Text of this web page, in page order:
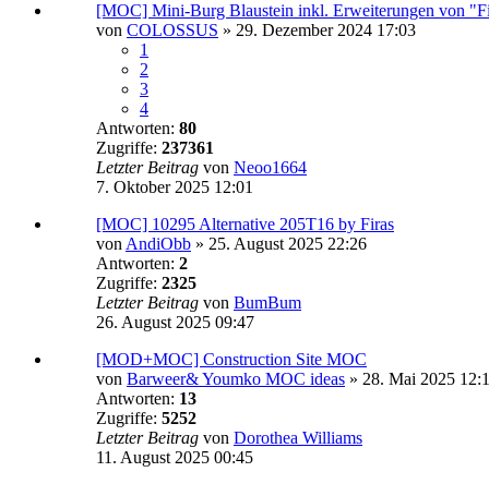
[MOC] Mini-Burg Blaustein inkl. Erweiterungen von
von COLOSSUS » 29. Dezember 2024 17:03
1
2
3
4
Antworten: 80
Zugriffe: 237361
Letzter Beitrag von Neoo1664
7. Oktober 2025 12:01
[MOC] 10295 Alternative 205T16 by Firas
von AndiObb » 25. August 2025 22:26
Antworten: 2
Zugriffe: 2325
Letzter Beitrag von BumBum
26. August 2025 09:47
[MOD+MOC] Construction Site MOC
von Barweer& Youmko MOC ideas » 28. Mai 2025
Antworten: 13
Zugriffe: 5252
Letzter Beitrag von Dorothea Williams
11. August 2025 00:45